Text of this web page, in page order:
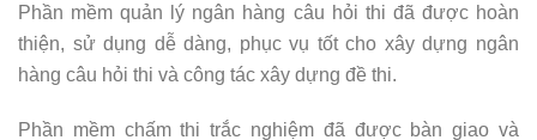
Phần mềm quản lý ngân hàng câu hỏi thi đã được hoàn
thiện, sử dụng dễ dàng, phục vụ tốt cho xây dựng ngân
hàng câu hỏi thi và công tác xây dựng đề thi.
Phần mềm chấm thi trắc nghiệm đã được bàn giao và